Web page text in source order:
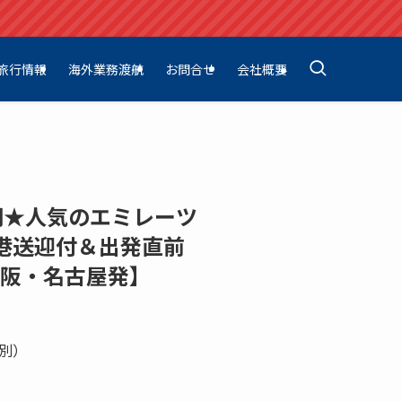
行情報 海外業務渡航 お問合せ 会社概要
人気のエミレーツ
送迎付＆出発直前
・名古屋発】